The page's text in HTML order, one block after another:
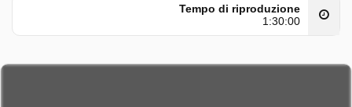
Tempo di riproduzione
1:30:00